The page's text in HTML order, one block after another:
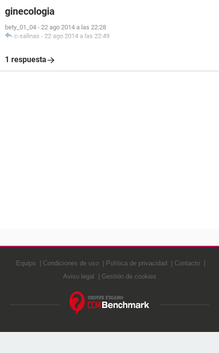
ginecologia
bety_01_04 - 22 ago 2014 a las 22:28
c-salinas - 22 ago 2014 a las 22:49
1 respuesta
Equipo Condiciones de uso Política de privacidad
Contacto
Aviso legal
Gestión de cookies